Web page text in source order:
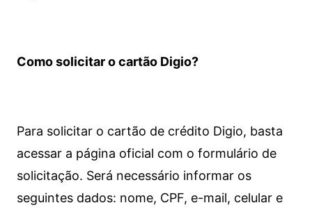
Como solicitar o cartão Digio?
Para solicitar o cartão de crédito Digio, basta
acessar a página oficial com o formulário de
solicitação. Será necessário informar os
seguintes dados: nome, CPF, e-mail, celular e